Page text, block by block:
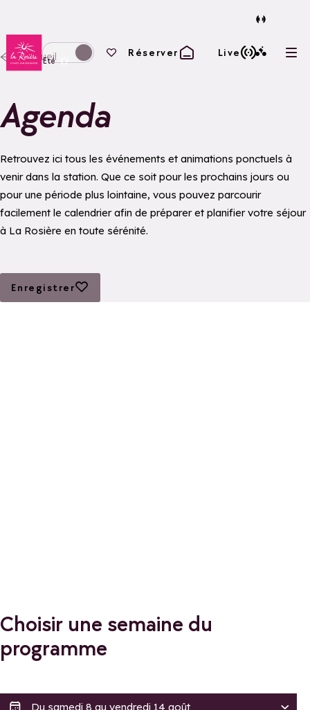
Retour à la page d'accueil
Basculer l'affichage en mode hiver
Eté
Vos favoris
Réserver Live
Accueil
Agenda
Retrouvez ici tous les événements et animations ponctuels à
venir dans la station. Que ce soit pour les prochains jours ou
pour une période plus lointaine, vous pouvez parcourir
facilement le calendrier afin de préparer et planifier votre séjour
à La Rosière en toute sérénité.
Enregistrer
aux favoris
Choisir une semaine du
programme